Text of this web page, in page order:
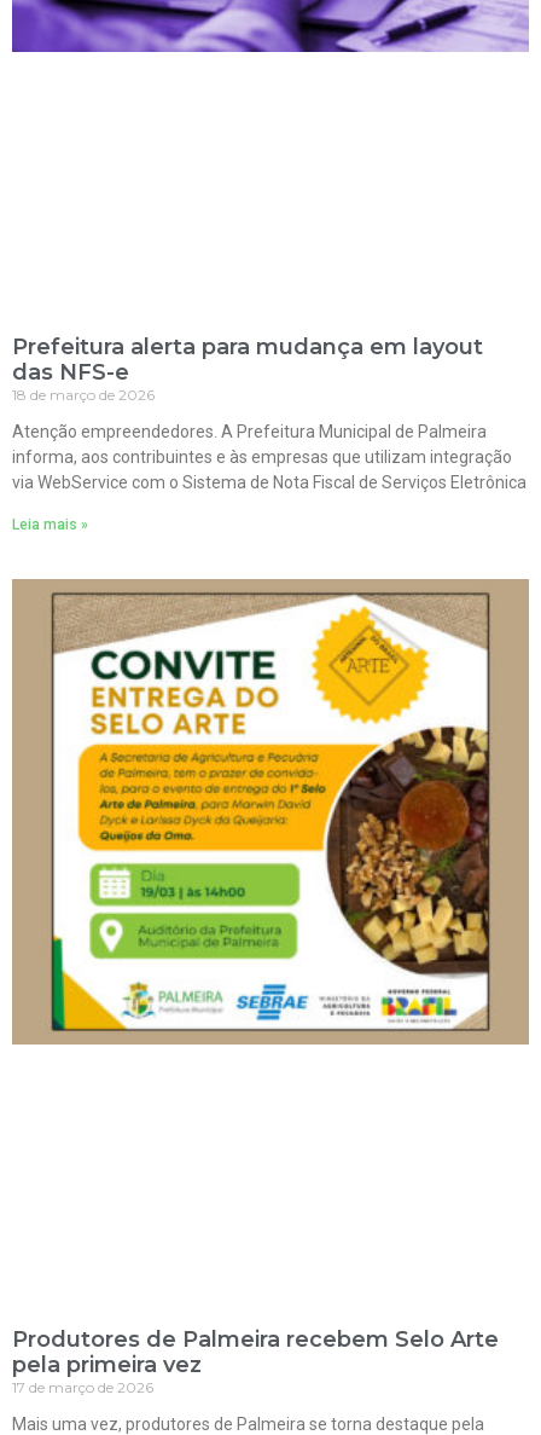
Prefeitura alerta para mudança em layout
das NFS-e
18 de março de 2026
Atenção empreendedores. A Prefeitura Municipal de Palmeira
informa, aos contribuintes e às empresas que utilizam integração
via WebService com o Sistema de Nota Fiscal de Serviços Eletrônica
Leia mais »
Produtores de Palmeira recebem Selo Arte
pela primeira vez
17 de março de 2026
Mais uma vez, produtores de Palmeira se torna destaque pela